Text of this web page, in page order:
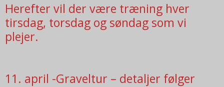
Herefter vil der være træning hver
tirsdag, torsdag og søndag som vi
plejer.
11. april -Graveltur – detaljer følger